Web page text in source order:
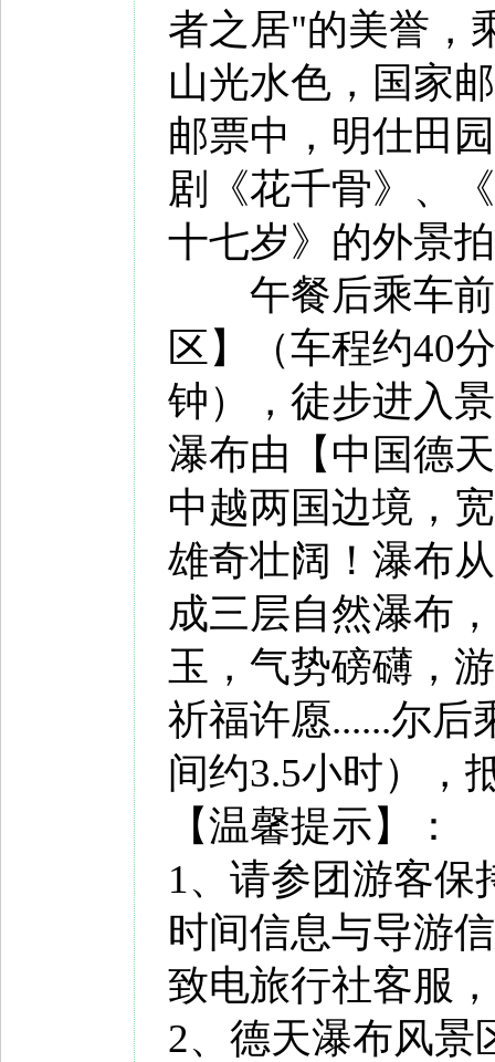
者之居"的美誉，
山光水色，国家
邮票中，明仕田
剧《花千骨》、
十七岁》的外景
午餐后乘车前
区】（车程约40
钟），徒步进入
瀑布由【中国德
中越两国边境，
雄奇壮阔！瀑布
成三层自然瀑布
玉，气势磅礴，
祈福许愿......尔后
间约3.5小时），
【温馨提示】：
1、请参团游客保
时间信息与导游
致电旅行社客服
2、德天瀑布风景